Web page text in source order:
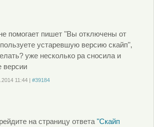
помогает пишет "Вы отключены от
устаревшую версию скайп",
уже несколько ра сносила и
версии
11:44 |#39184
на страницу ответа"Скайп